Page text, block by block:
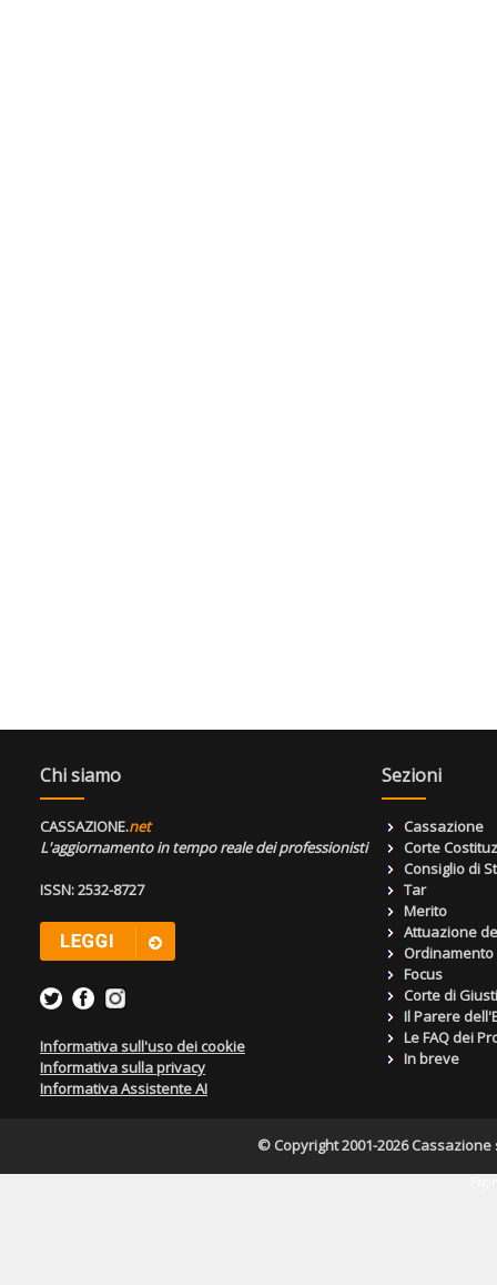
Chi siamo
CASSAZIONE.net
L'aggiornamento in tempo reale dei professionisti
ISSN: 2532-8727
Informativa sull'uso dei cookie
Informativa sulla privacy
Informativa Assistente AI
Sezioni
Cassazione
Corte
Consiglio di
Tar
Merito
Attuazione
Focus
Corte di
Il Parere
Le FAQ dei
In breve
© Copyright 2001-2026 Cassazione